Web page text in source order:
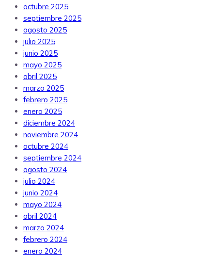
octubre 2025
septiembre 2025
agosto 2025
julio 2025
junio 2025
mayo 2025
abril 2025
marzo 2025
febrero 2025
enero 2025
diciembre 2024
noviembre 2024
octubre 2024
septiembre 2024
agosto 2024
julio 2024
junio 2024
mayo 2024
abril 2024
marzo 2024
febrero 2024
enero 2024